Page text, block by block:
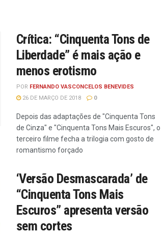
Crítica: “Cinquenta Tons de
Liberdade” é mais ação e
menos erotismo
POR FERNANDO VASCONCELOS BENEVIDES
26 DE MARÇO DE 2018
0
Depois das adaptações de "Cinquenta Tons
de Cinza" e "Cinquenta Tons Mais Escuros", o
terceiro filme fecha a trilogia com gosto de
romantismo forçado
‘Versão Desmascarada’ de
“Cinquenta Tons Mais
Escuros” apresenta versão
sem cortes